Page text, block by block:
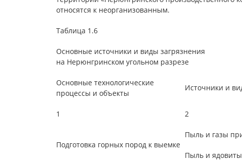
относятся к неорганизованным.
Таблица 1.6
Основные источники и виды загрязнения
на Нерюнгринском угольном разрезе
Основные технологические
процессы и объекты
Источники и
1 2
Подготовка горных пород к выемке
Пыль и газы
Пыль и